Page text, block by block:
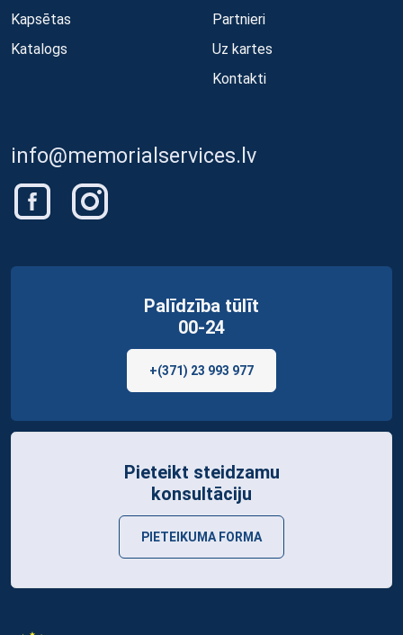
Kapsētas
Katalogs
Partnieri
Uz kartes
Kontakti
info@memorialservices.lv
Palīdzība tūlīt
00-24
+(371) 23 993 977
Pieteikt steidzamu
konsultāciju
PIETEIKUMA FORMA